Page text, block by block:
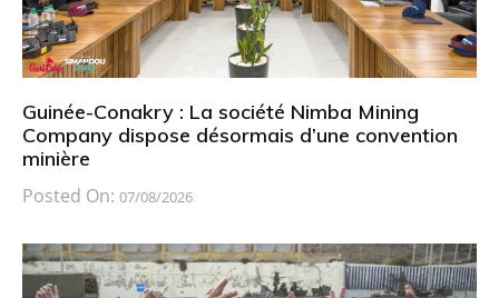
Guinée-Conakry : La société Nimba Mining
Company dispose désormais d’une convention
minière
Posted On: 07/08/2026